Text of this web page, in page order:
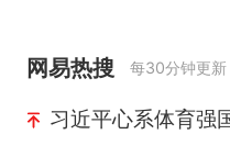
网易热搜 每30分钟更新
习近平心系体育强